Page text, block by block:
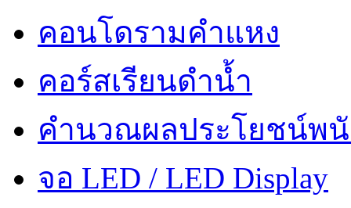
คอนโดรามคำแหง
คอร์สเรียนดำน้ำ
คำนวณผลประโยชน์พ
จอ LED / LED Display